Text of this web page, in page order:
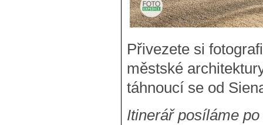
Přivezete si
městské
táhnoucí se od
Itinerář posíláme